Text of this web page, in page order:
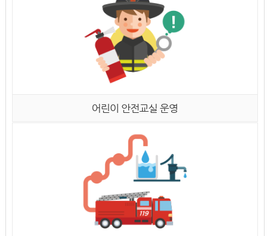
어린이 안전교실 운영